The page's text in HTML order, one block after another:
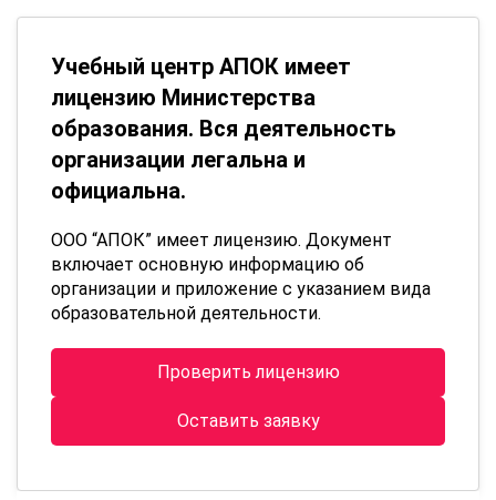
Учебный центр АПОК имеет
лицензию Министерства
образования. Вся деятельность
организации легальна и
официальна.
ООО “АПОК” имеет лицензию. Документ
включает основную информацию об
организации и приложение с указанием вида
образовательной деятельности.
Проверить лицензию
Оставить заявку